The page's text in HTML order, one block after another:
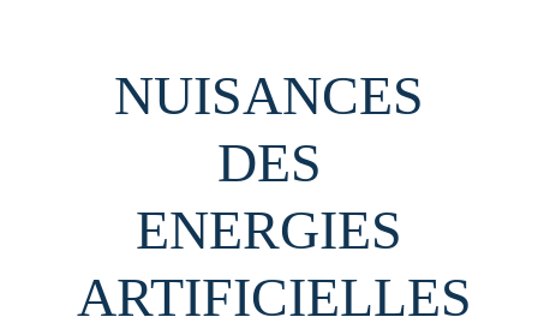
NUISANCES
DES
ENERGIES
ARTIFICIELLES